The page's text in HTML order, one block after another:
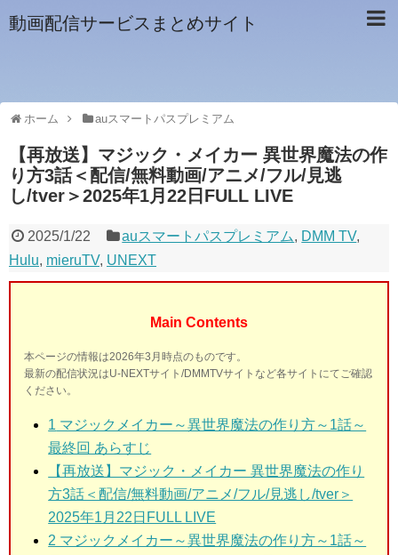
動画配信サービスまとめサイト
ホーム auスマートパスプレミアム
【再放送】マジック・メイカー 異世界魔法の作
り方3話＜配信/無料動画/アニメ/フル/見逃
し/tver＞2025年1月22日FULL LIVE
2025/1/22 auスマートパスプレミアム, DMM TV,
Hulu, mieruTV, UNEXT
Main Contents
本ページの情報は2026年3月時点のものです。
最新の配信状況はU-NEXTサイト/DMMTVサイトなど各サイトにてご確認
ください。
1 マジックメイカー～異世界魔法の作り方～1話～
最終回 あらすじ
【再放送】マジック・メイカー 異世界魔法の作り
方3話＜配信/無料動画/アニメ/フル/見逃し/tver＞
2025年1月22日FULL LIVE
2 マジックメイカー～異世界魔法の作り方～1話～